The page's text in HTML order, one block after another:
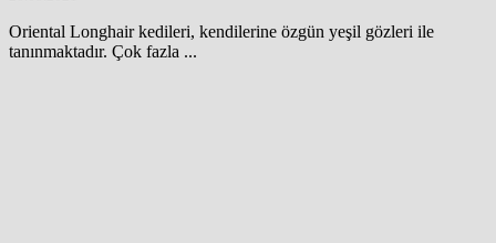
Oriental Longhair kedileri, kendilerine özgün yeşil gözleri ile
tanınmaktadır. Çok fazla ...